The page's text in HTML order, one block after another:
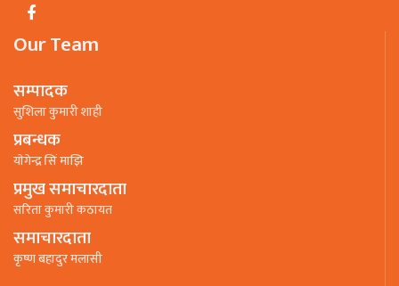
Our Team
सम्पादक
सुशिला कुमारी शाही
प्रबन्धक
याेगेन्द्र सिं माझि
प्रमुख समाचारदाता
सरिता कुमारी कठायत
समाचारदाता
कृष्ण बहादुर मलासी